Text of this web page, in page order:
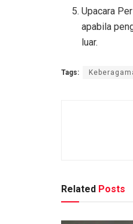
Upacara
apabila
luar.
Tags:
Related Posts